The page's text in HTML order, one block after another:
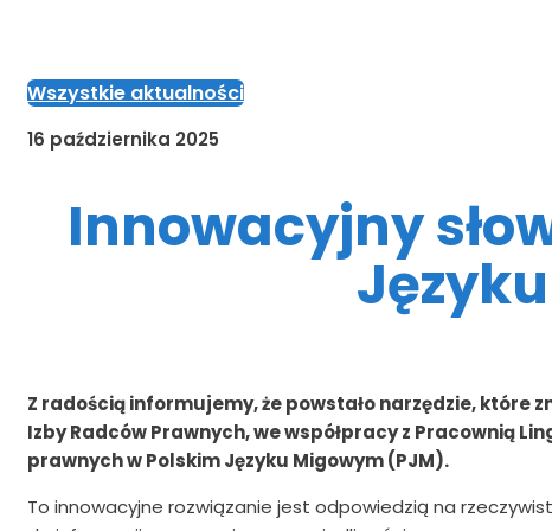
Wszystkie aktualności
16 października 2025
Innowacyjny
Z radością informujemy, że powstało narzędzie, które
Izby Radców Prawnych, we współpracy z Pracownią
prawnych w Polskim Języku Migowym (PJM).
To innowacyjne rozwiązanie jest odpowiedzią na